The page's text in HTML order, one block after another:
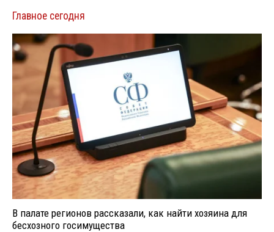
Главное сегодня
В палате регионов рассказали, как найти хозяина для
бесхозного госимущества